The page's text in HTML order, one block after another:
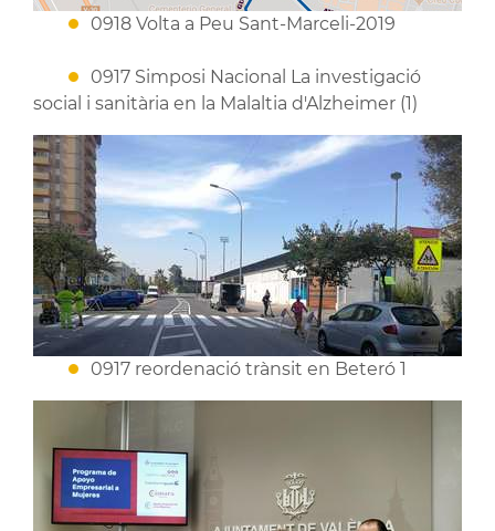
0918 Volta a Peu Sant-Marceli-2019
0917 Simposi Nacional La investigació
social i sanitària en la Malaltia d'Alzheimer (1)
0917 reordenació trànsit en Beteró 1